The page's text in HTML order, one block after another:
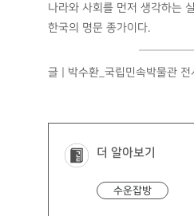
나라와 사회를 먼저 생각하는
한국의 명문 종가이다.
글 | 박수환_국립민속박물관
더 알아보기
수운잡방